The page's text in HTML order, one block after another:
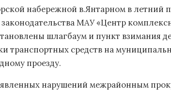
набережной в.Янтарном в летний
МАУ «Центр
шлагбаум и пункт взимания
транспортных средств на
проезду.
нарушений межрайонным